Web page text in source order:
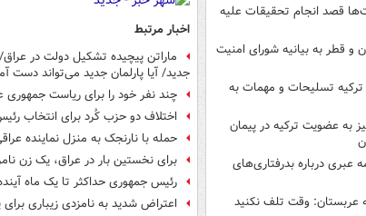
قصد انجام تحقیقات علیه
و قطر به بیانیه شورای امنیت
ترکیه تسلیحات و مهمات به
به عضویت ترکیه در پیمان
عبری درباره بدرفتاری‌های
عربستان: وقت تلف نکنید
اخبار مرتبط
ماراتن پیچیده تشکیل دولت در
جدید/ آیا پارلمان جدید می‌تواند دست
چند نفر خود را برای ریاست جمهوری
اختلاف دو حزب کُرد برای انتخاب
حمله با نارنجک به منزل نماینده
برای نخستین بار در عراق، یک زن
رئیس جمهوری حداکثر تا یک ماه
اعتراض شدید به نامزدی زیباری